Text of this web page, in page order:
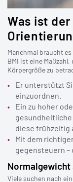
Was ist
Manchmal braucht
BMI ist eine
Körpergröße zu
Er unterstützt
einzuordnen.
Ein zu hoher
diese frühzeitig
Mit dem
gegensteuern –
Viele suchen nach